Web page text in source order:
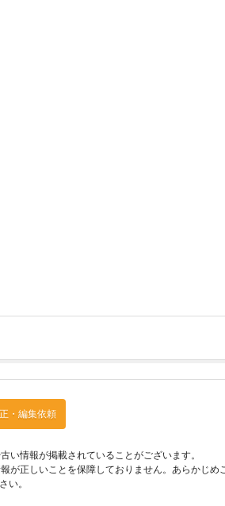
・編集依頼
情報が掲載されていることがございます。
正しいことを保障しておりません。あらかじめ
い。